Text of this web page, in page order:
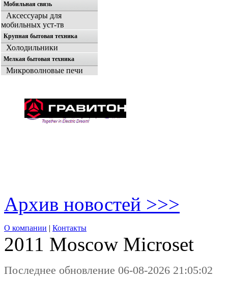
Мобильная связь
Аксессуары для
мобильных уст-тв
Крупная бытовая техника
Холодильники
Мелкая бытовая техника
Микроволновые печи
Архив новостей >>>
О компании | Контакты
2011 Moscow Microset
Последнее обновление 06-08-2026 21:05:02